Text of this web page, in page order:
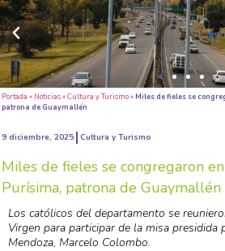
Portada » Noticias»Cultura y Turismo»Miles de fieles se
patrona de Guaymallén
9 diciembre, 2025 Cultura y Turismo
Miles de fieles se congregaron
Purísima, patrona de Guaymallén
Los católicos del departamento se
Virgen para participar de la misa presidida
Mendoza, Marcelo Colombo.